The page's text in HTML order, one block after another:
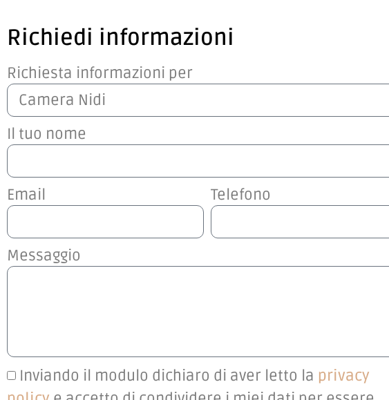
Richiedi informazioni
Richiesta informazioni per
Il tuo nome
Email Telefono
Messaggio
Inviando il modulo dichiaro di aver letto la privacy